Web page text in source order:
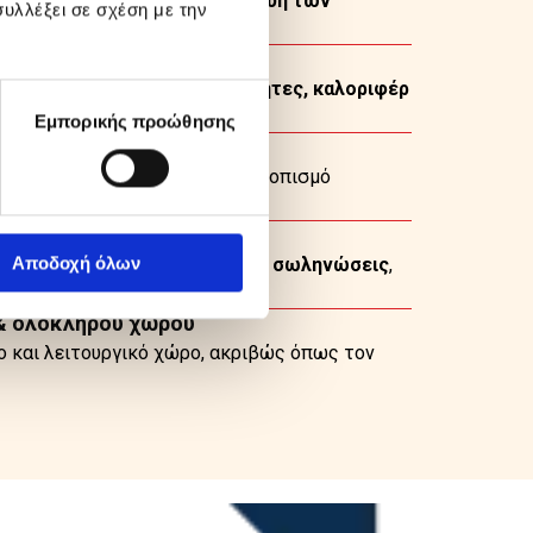
σε σχέση με την
Εμπορικής προώθησης
Αποδοχή όλων
λέβητες, καλοριφέρ
λειτουργία.
με κάμερα
για άμεσο και ακριβή εντοπισμό
αποχετεύσεις και σωληνώσεις,
ολόκληρου χώρου
και λειτουργικό χώρο, ακριβώς όπως τον